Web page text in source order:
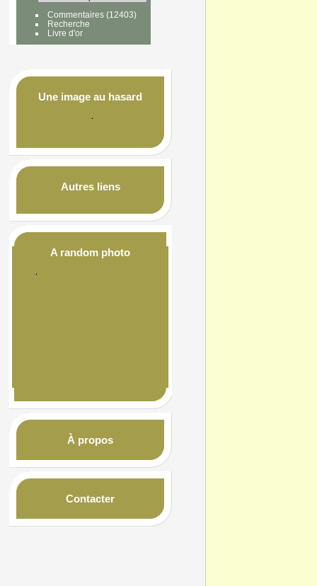
Commentaires(12403)
Recherche
Livre d'or
Une image au hasard
Autres liens
A random photo
À propos
Contacter